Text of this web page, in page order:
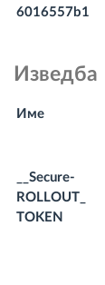
6016557b1
Изведба
Име
__Secure-
ROLLOUT_
TOKEN